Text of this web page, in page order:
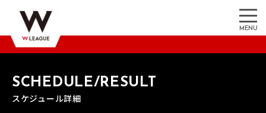
MENU
SCHEDULE/RESULT
スケジュール詳細